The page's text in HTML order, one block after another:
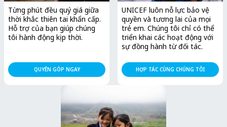
Từng phút đều quý giá giữa
thời khắc thiên tai khẩn cấp.
Hỗ trợ của bạn giúp chúng
tôi hành động kịp thời.
QUYÊN GÓP NGAY
UNICEF luôn nỗ lực bảo vệ
quyền và tương lai của mọi
trẻ em. Chúng tôi chỉ có thể
triển khai các hoạt động với
sự đồng hành từ đối tác. ​
HỢP TÁC CÙNG CHÚNG TÔI